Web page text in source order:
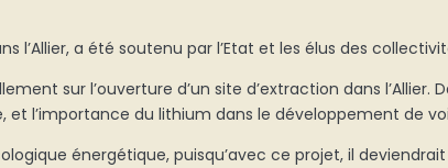
l’Allier, a été soutenu par l’Etat et les élus des
sur l’ouverture d’un site d’extraction dans l’Allier.
l’importance du lithium dans le développement de
énergétique, puisqu’avec ce projet, il